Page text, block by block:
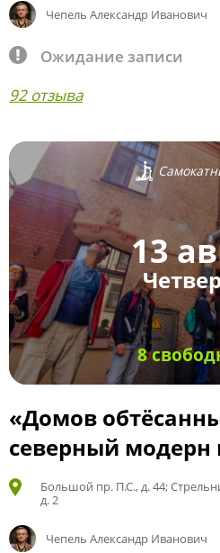
Чепель Александр Иванович
Ожидание записи
92 отзыва
13
8
«Домов
северный модерн
Большой пр. П.С., д. 44;
д. 2
Чепель Александр Иванович